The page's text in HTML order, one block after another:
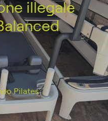
illegale
Pilates,